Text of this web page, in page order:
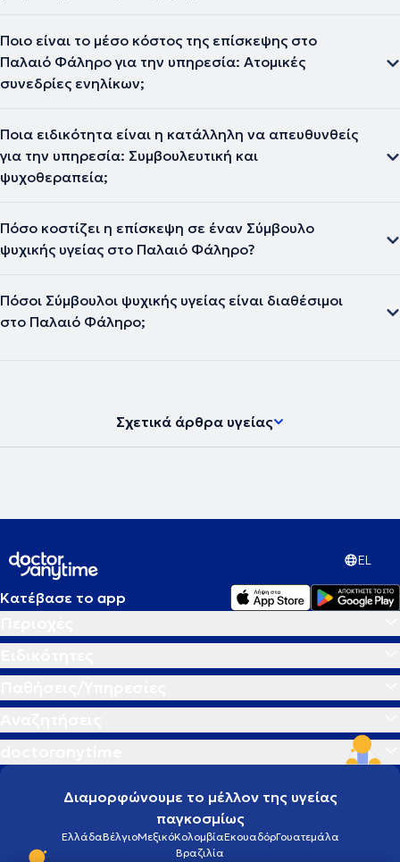
Ποιο είναι το μέσο κόστος της επίσκεψης στο
Παλαιό Φάληρο για την υπηρεσία: Ατομικές
συνεδρίες ενηλίκων;
Ποια ειδικότητα είναι η κατάλληλη να απευθυνθείς
για την υπηρεσία: Συμβουλευτική και
ψυχοθεραπεία;
Πόσο κοστίζει η επίσκεψη σε έναν Σύμβουλο
ψυχικής υγείας στο Παλαιό Φάληρο?
Πόσοι Σύμβουλοι ψυχικής υγείας είναι διαθέσιμοι
στο Παλαιό Φάληρο;
Σχετικά άρθρα υγείας
EL
Κατέβασε το app
Διαμορφώνουμε το μέλλον της υγείας
παγκοσμίως
ΕλλάδαΒέλγιοΜεξικόΚολομβίαΕκουαδόρΓουατεμάλα
Βραζιλία